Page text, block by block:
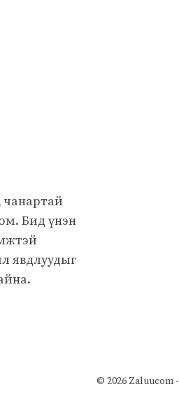
чанартай
Бид үнэн
явдлуудыг
© 2026 Zaluucom -